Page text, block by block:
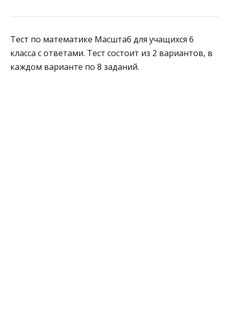
Тест по математике Масштаб для учащихся 6
класса с ответами. Тест состоит из 2 вариантов, в
каждом варианте по 8 заданий.